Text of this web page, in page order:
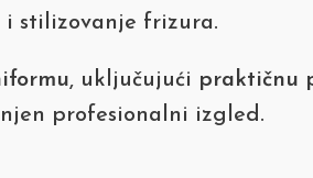
i stilizovanje frizura.
, uključujući praktičnu
profesionalni izgled.